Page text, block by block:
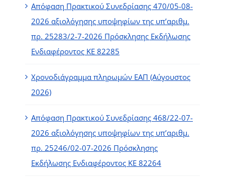
Απόφαση Πρακτικού Συνεδρίασης 470/05-08-
2026 αξιολόγησης υποψηφίων της υπ’αριθμ.
πρ. 25283/2-7-2026 Πρόσκλησης Εκδήλωσης
Ενδιαφέροντος ΚΕ 82285
Χρονοδιάγραμμα πληρωμών ΕΑΠ (Αύγουστος
2026)
Απόφαση Πρακτικού Συνεδρίασης 468/22-07-
2026 αξιολόγησης υποψηφίων της υπ’αριθμ.
πρ. 25246/02-07-2026 Πρόσκλησης
Εκδήλωσης Ενδιαφέροντος ΚΕ 82264